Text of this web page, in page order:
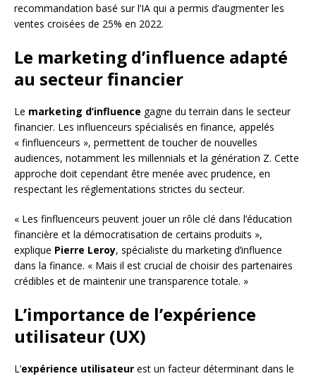
recommandation basé sur l’IA qui a permis d’augmenter les
ventes croisées de 25% en 2022.
Le marketing d’influence adapté
au secteur financier
Le marketing d’influence gagne du terrain dans le secteur
financier. Les influenceurs spécialisés en finance, appelés
« finfluenceurs », permettent de toucher de nouvelles
audiences, notamment les millennials et la génération Z. Cette
approche doit cependant être menée avec prudence, en
respectant les réglementations strictes du secteur.
« Les finfluenceurs peuvent jouer un rôle clé dans l’éducation
financière et la démocratisation de certains produits »,
explique Pierre Leroy, spécialiste du marketing d’influence
dans la finance. « Mais il est crucial de choisir des partenaires
crédibles et de maintenir une transparence totale. »
L’importance de l’expérience
utilisateur (UX)
L’expérience utilisateur est un facteur déterminant dans le